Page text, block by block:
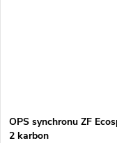
OPS synchronu ZF
2 karbon